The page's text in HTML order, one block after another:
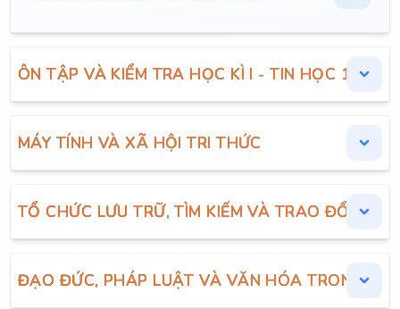
ÔN TẬP VÀ KIỂM TRA HỌC KÌ I - TIN HỌC 11
MÁY TÍNH VÀ XÃ HỘI TRI THỨC
TỔ CHỨC LƯU TRỮ, TÌM KIẾM VÀ TRAO ĐỔI
ĐẠO ĐỨC, PHÁP LUẬT VÀ VĂN HÓA TRONG